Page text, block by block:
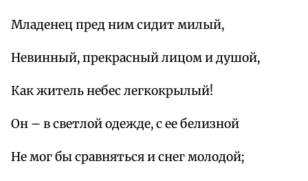
Младенец пред ним сидит милый,
Невинный, прекрасный лицом и душой,
Как житель небес легкокрылый!
Он – в светлой одежде, с ее белизной
Не мог бы сравняться и снег молодой;